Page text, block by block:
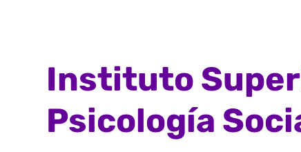
Instituto
Psicología